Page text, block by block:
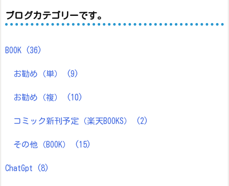
ブログカテゴリーです。
BOOK (36)
お勧め（単） (9)
お勧め（複） (10)
コミック新刊予定（楽天BOOKS） (2)
その他（BOOK） (15)
ChatGpt (8)